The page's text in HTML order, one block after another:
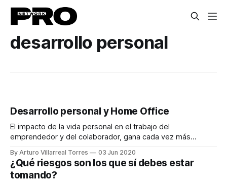
desarrollo personal
Desarrollo personal y Home Office
El impacto de la vida personal en el trabajo del
emprendedor y del colaborador, gana cada vez más
By Arturo Villarreal Torres 03 Jun 2020
¿Qué riesgos son los que sí debes estar
tomando?